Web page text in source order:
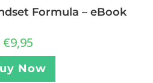
Formula – eBook
€9,95
Now